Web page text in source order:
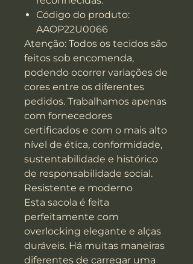
Código do produto:
AAOP22U0066
Atenção: Todos os tecidos são
feitos sob encomenda,
podendo ocorrer variações de
cores entre os diferentes
pedidos. Trabalhamos apenas
com fornecedores
certificados e com o mais alto
nível de ética, conformidade,
sustentabilidade e histórico
de responsabilidade social.
Resistente e moderno
Esta sacola é feita
perfeitamente com
overlocking elegante e alças
duráveis. Há muitas maneiras
diferentes de carregar uma